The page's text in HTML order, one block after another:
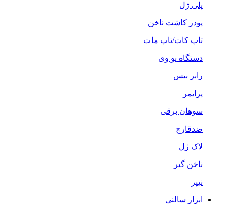
پلی ژل
پودر کاشت ناخن
تاپ کات/تاپ مات
دستگاه یو وی
رابر بیس
پرایمر
سوهان برقی
ضدقارچ
لاک ژل
ناخن گیر
نیپر
ابزار سالنی